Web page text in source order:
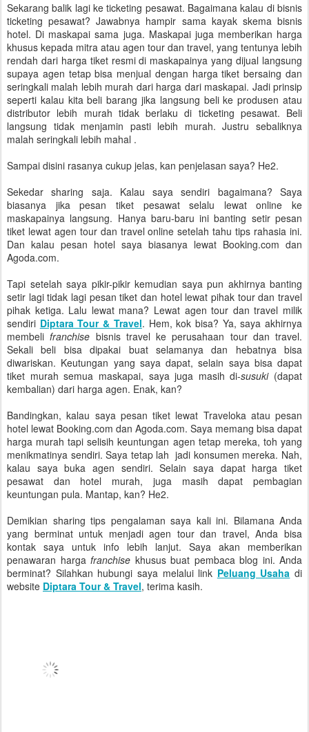
Sekarang balik lagi ke ticketing pesawat. Bagaimana kalau di bisnis
ticketing pesawat? Jawabnya hampir sama kayak skema bisnis
hotel. Di maskapai sama juga. Maskapai juga memberikan harga
khusus kepada mitra atau agen tour dan travel, yang tentunya lebih
rendah dari harga tiket resmi di maskapainya yang dijual langsung
supaya agen tetap bisa menjual dengan harga tiket bersaing dan
seringkali malah lebih murah dari harga dari maskapai. Jadi prinsip
seperti kalau kita beli barang jika langsung beli ke produsen atau
distributor lebih murah tidak berlaku di ticketing pesawat. Beli
langsung tidak menjamin pasti lebih murah. Justru sebaliknya
malah seringkali lebih mahal .
Sampai disini rasanya cukup jelas, kan penjelasan saya? He2.
Sekedar sharing saja. Kalau saya sendiri bagaimana? Saya
biasanya jika pesan tiket pesawat selalu lewat online ke
maskapainya langsung. Hanya baru-baru ini banting setir pesan
tiket lewat agen tour dan travel online setelah tahu tips rahasia ini.
Dan kalau pesan hotel saya biasanya lewat Booking.com dan
Agoda.com.
Tapi setelah saya pikir-pikir kemudian saya pun akhirnya banting
setir lagi tidak lagi pesan tiket dan hotel lewat pihak tour dan travel
pihak ketiga. Lalu lewat mana? Lewat agen tour dan travel milik
sendiri Diptara Tour & Travel. Hem, kok bisa? Ya, saya akhirnya
membelifranchise bisnis travel ke perusahaan tour dan travel.
Sekali beli bisa dipakai buat selamanya dan hebatnya bisa
diwariskan. Keutungan yang saya dapat, selain saya bisa dapat
tiket murah semua maskapai, saya juga masih di-susuki(dapat
kembalian) dari harga agen. Enak, kan?
Bandingkan, kalau saya pesan tiket lewat Traveloka atau pesan
hotel lewat Booking.com dan Agoda.com. Saya memang bisa dapat
harga murah tapi selisih keuntungan agen tetap mereka, toh yang
menikmatinya sendiri. Saya tetap lah jadi konsumen mereka. Nah,
kalau saya buka agen sendiri. Selain saya dapat harga tiket
pesawat dan hotel murah, juga masih dapat pembagian
keuntungan pula. Mantap, kan? He2.
Demikian sharing tips pengalaman saya kali ini. Bilamana Anda
yang berminat untuk menjadi agen tour dan travel, Anda bisa
kontak saya untuk info lebih lanjut. Saya akan memberikan
penawaran harga franchise khusus buat pembaca blog ini. Anda
berminat? Silahkan hubungi saya melalui link Peluang Usaha di
website Diptara Tour & Travel, terima kasih.